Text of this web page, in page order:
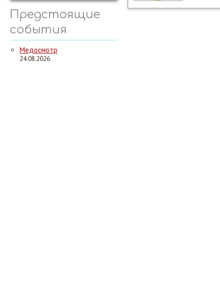
Предстоящие
события
Медосмотр
24.08.2026